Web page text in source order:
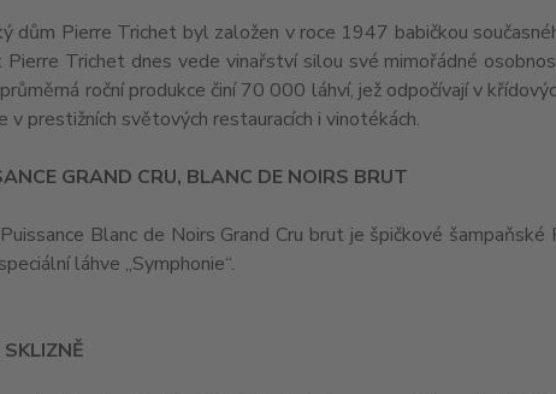
dům Pierre Trichet byl založen v roce 1947 babičkou
Pierre Trichet dnes vede vinařství silou své mimořádné
roční produkce činí 70 000 láhví, jež odpočívají v
v prestižních světových restauracích i vinotékách.
GRAND CRU, BLANC DE NOIRS BRUT
Blanc de Noirs Grand Cru brut je špičkové
láhve „Symphonie“.